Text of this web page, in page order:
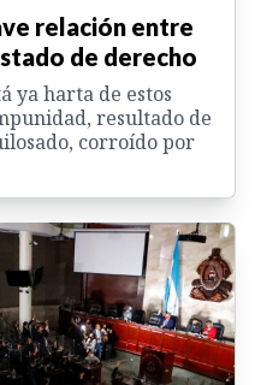
relación entre
de derecho
ya harta de estos
resultado de
corroído por